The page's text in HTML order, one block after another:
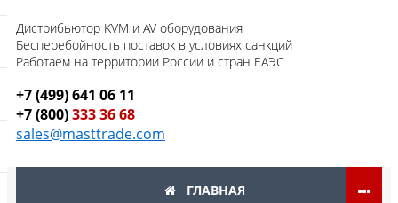
Дистрибьютор KVM и AV оборудования
Бесперебойность поставок в условиях санкций
Работаем на территории России и стран ЕАЭС
+7 (499) 641 06 11
+7 (800)333 36 68
sales@masttrade.com
ГЛАВНАЯ